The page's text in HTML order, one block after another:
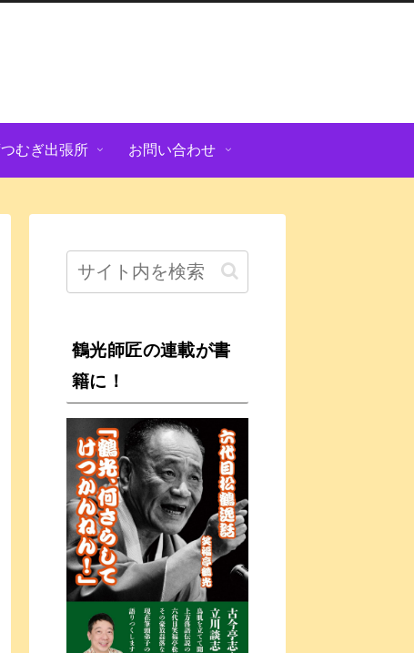
むぎ出張所 お問い合わせ
鶴光師匠の連載が書
籍に！